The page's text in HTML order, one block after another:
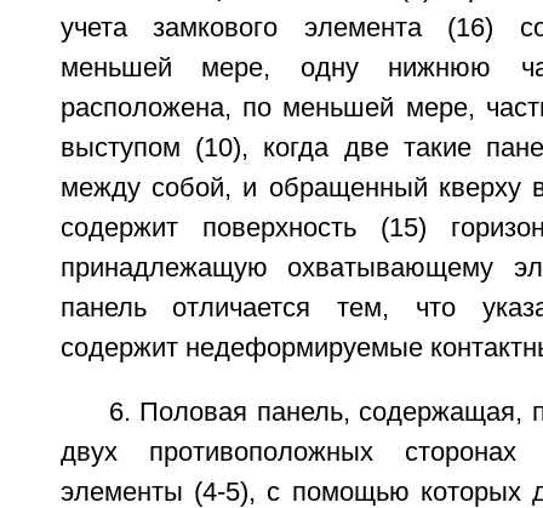
учета замкового элемента (16)
меньшей мере, одну нижнюю
расположена, по меньшей мере,
выступом (10), когда две такие
между собой, и обращенный кверху
содержит поверхность (15)
принадлежащую охватывающему
панель отличается тем, что
содержит недеформируемые
6. Половая панель, содержащая,
двух противоположных
элементы (4-5), с помощью которых